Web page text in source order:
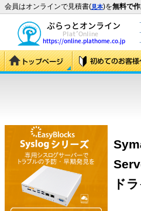
会員はオンラインで見積書(見本)を無料で
ド